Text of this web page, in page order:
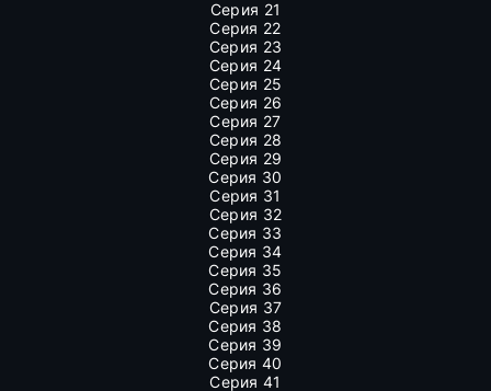
Серия 21
Серия 22
Серия 23
Серия 24
Серия 25
Серия 26
Серия 27
Серия 28
Серия 29
Серия 30
Серия 31
Серия 32
Серия 33
Серия 34
Серия 35
Серия 36
Серия 37
Серия 38
Серия 39
Серия 40
Серия 41